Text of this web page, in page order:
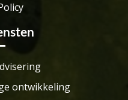
ontwikkeling